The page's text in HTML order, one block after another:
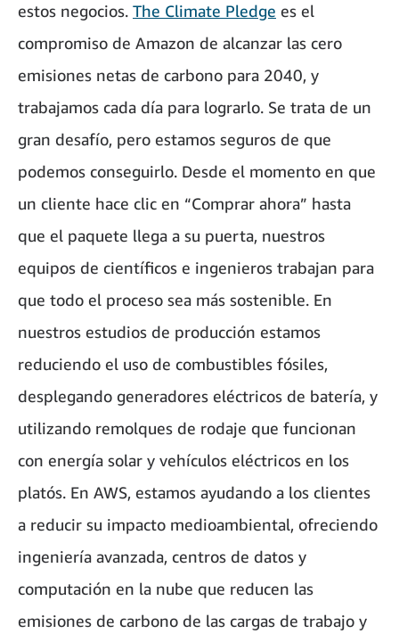
estos negocios. The Climate Pledge es el
compromiso de Amazon de alcanzar las cero
emisiones netas de carbono para 2040, y
trabajamos cada día para lograrlo. Se trata de un
gran desafío, pero estamos seguros de que
podemos conseguirlo. Desde el momento en que
un cliente hace clic en “Comprar ahora” hasta
que el paquete llega a su puerta, nuestros
equipos de científicos e ingenieros trabajan para
que todo el proceso sea más sostenible. En
nuestros estudios de producción estamos
reduciendo el uso de combustibles fósiles,
desplegando generadores eléctricos de batería, y
utilizando remolques de rodaje que funcionan
con energía solar y vehículos eléctricos en los
platós. En AWS, estamos ayudando a los clientes
a reducir su impacto medioambiental, ofreciendo
ingeniería avanzada, centros de datos y
computación en la nube que reducen las
emisiones de carbono de las cargas de trabajo y